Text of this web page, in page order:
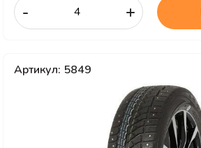
- +
Артикул: 5849